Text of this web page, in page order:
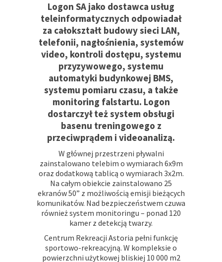
Logon SA jako dostawca usług
teleinformatycznych odpowiadał
za całokształt budowy sieci LAN,
telefonii, nagłośnienia, systemów
video, kontroli dostępu, systemu
przyzywowego, systemu
automatyki budynkowej BMS,
systemu pomiaru czasu, a także
monitoring falstartu. Logon
dostarczył też system obsługi
basenu treningowego z
przeciwprądem i videoanalizą.
W głównej przestrzeni pływalni
zainstalowano telebim o wymiarach 6x9m
oraz dodatkową tablicą o wymiarach 3x2m.
Na całym obiekcie zainstalowano 25
ekranów 50” z możliwością emisji bieżących
komunikatów. Nad bezpieczeństwem czuwa
również system monitoringu – ponad 120
kamer z detekcją twarzy.
Centrum Rekreacji Astoria pełni funkcję
sportowo-rekreacyjną. W kompleksie o
powierzchni użytkowej bliskiej 10 000 m2